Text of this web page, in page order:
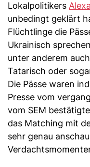
Lokalpolitikers
unbedingt geklärt
Flüchtlinge die
Ukrainisch
unter anderem
Tatarisch oder
Die Pässe waren
Presse vom
vom SEM
das Matching mit
sehr genau